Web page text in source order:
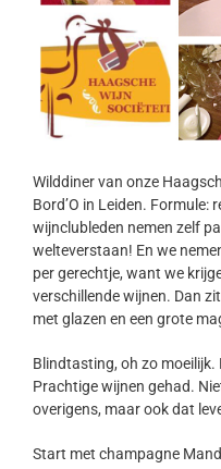
Wilddiner van onze
Bord’O in Leiden. Formule:
wijnclubleden nemen zelf
welteverstaan! En we
per gerechtje, want we
verschillende wijnen. Dan
met glazen en een grote
Blindtasting, oh zo moeilijk.
Prachtige wijnen gehad.
overigens, maar ook dat
Start met champagne